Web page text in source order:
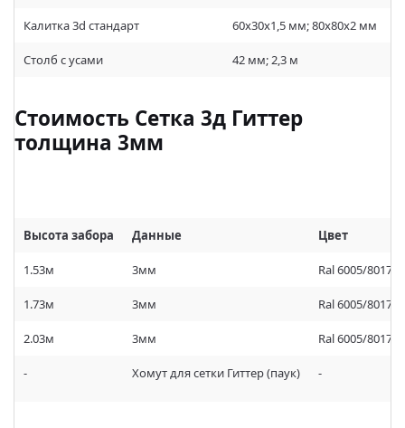
Калитка 3d стандарт 60х30х1,5 мм; 80х80х2 мм
Столб с усами 42 мм; 2,3 м
Стоимость Сетка 3д Гиттер
толщина 3мм
Высота забора Данные Цвет
1.53м 3мм Ral 6005/8017/
1.73м 3мм Ral 6005/8017/
2.03м 3мм Ral 6005/8017/
- Хомут для сетки Гиттер (паук) -